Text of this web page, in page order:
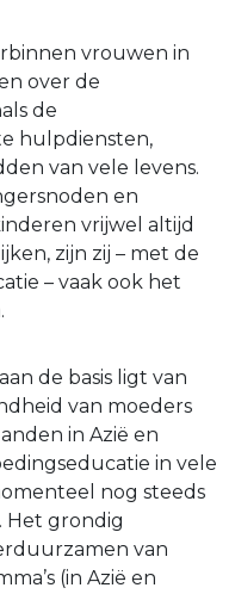
vrouwen in
over de
de
hulpdiensten,
van vele levens.
en
vrijwel altijd
zijn zij – met de
– vaak ook het
de basis ligt van
van moeders
in Azië en
in vele
nog steeds
Het grondig
van
(in Azië en